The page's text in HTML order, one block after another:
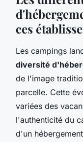
ces
Les campings
diversité
de l'image
parcelle. Cette
variées des
l'authenticité du
d'un